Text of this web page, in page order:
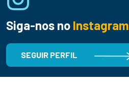
Siga-nos no Instagram
SEGUIR PERFIL